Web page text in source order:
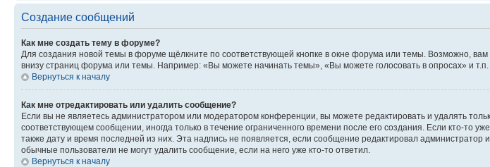
Создание сообщений
Как мне создать тему в форуме?
Для создания новой темы в форуме щёлкните по соответствующей кнопке в окне форума или темы. Возможно,
внизу страниц форума или темы. Например: «Вы можете начинать темы», «Вы можете голосовать в опросах» и т.п.
Вернуться к началу
Как мне отредактировать или удалить сообщение?
Если вы не являетесь администратором или модератором конференции, вы можете редактировать и удалять
соответствующем сообщении, иногда только в течение ограниченного времени после его создания. Если кто-то
также дату и время последней из них. Эта надпись не появляется, если сообщение редактировал
обычные пользователи не могут удалить сообщение, если на него уже кто-то ответил.
Вернуться к началу